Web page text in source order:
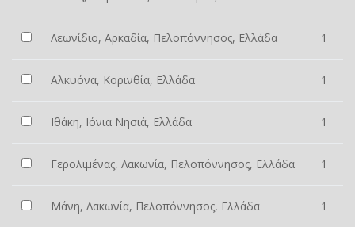
Λεωνίδιο, Αρκαδία, Πελοπόννησος, Ελλάδα 1
Αλκυόνα, Κορινθία, Ελλάδα 1
Ιθάκη, Ιόνια Νησιά, Ελλάδα 1
Γερολιμένας, Λακωνία, Πελοπόννησος, Ελλάδα 1
Μάνη, Λακωνία, Πελοπόννησος, Ελλάδα 1